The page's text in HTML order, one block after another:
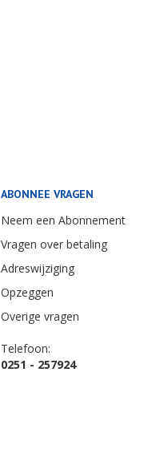
ABONNEE VRAGEN
Neem een Abonnement
Vragen over betaling
Adreswijziging
Opzeggen
Overige vragen
Telefoon:
0251 - 257924